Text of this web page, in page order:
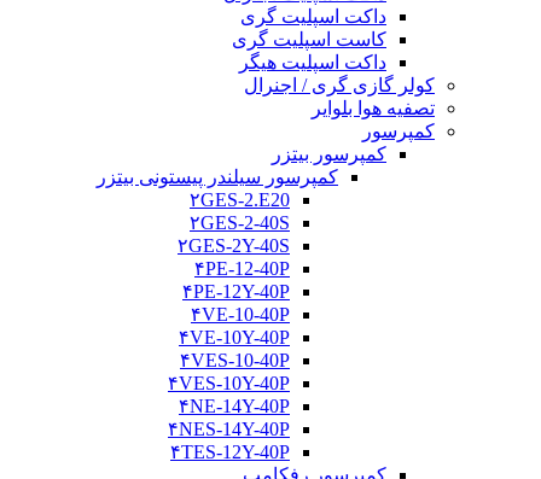
داکت اسپلیت گری
کاست اسپلیت گری
داکت اسپلیت هیگر
کولر گازی گری / اجنرال
تصفیه هوا بلوایر
کمپرسور
کمپرسور بیتزر
کمپرسور سیلندر پیستونی بیتزر
۲GES-2.E20
۲GES-2-40S
۲GES-2Y-40S
۴PE-12-40P
۴PE-12Y-40P
۴VE-10-40P
۴VE-10Y-40P
۴VES-10-40P
۴VES-10Y-40P
۴NE-14Y-40P
۴NES-14Y-40P
۴TES-12Y-40P
کمپرسور رفکامپ